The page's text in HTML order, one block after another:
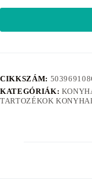
CIKKSZÁM:
KATEGÓRIÁK:
TARTOZÉKOK